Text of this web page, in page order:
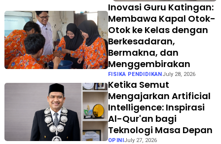
Inovasi Guru Katingan:
Membawa Kapal Otok-
Otok ke Kelas dengan
Berkesadaran,
Bermakna, dan
Menggembirakan
FISIKA PENDIDIKANJuly 28, 2026
Ketika Semut
Mengajarkan Artificial
Intelligence: Inspirasi
Al-Qur'an bagi
Teknologi Masa Depan
OPINIJuly 27, 2026